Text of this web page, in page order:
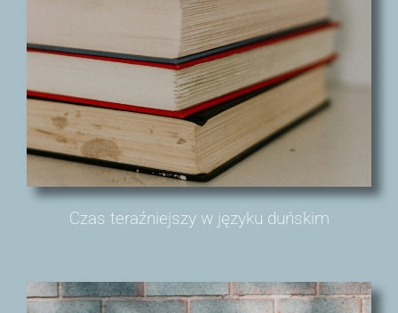
Czas teraźniejszy w języku duńskim